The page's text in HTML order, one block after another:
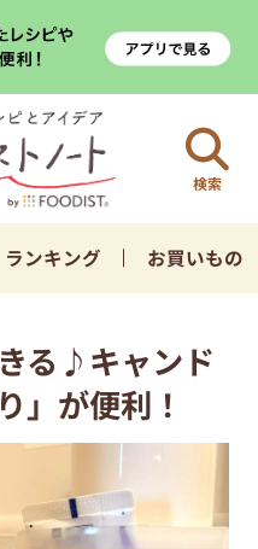
検索
ランキング お買いもの
る♪キャンド
」が便利！